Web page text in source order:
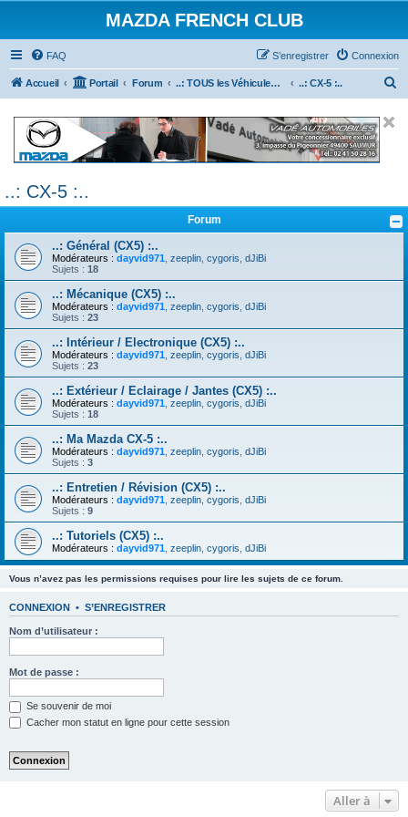
MAZDA FRENCH CLUB
FAQ Connexion
S’enregistrer
Accueil Portail Forum ..: TOUS les Véhicules MAZDA :.. ..: CX-5 :..
c
h
r
..: CX-5 :..
Forum
..: Général (CX5) :..
Modérateurs : dayvid971 zeeplin cygoris dJiBi
Sujets : 18
..: Mécanique (CX5) :..
Modérateurs : dayvid971 zeeplin cygoris dJiBi
Sujets : 23
..: Intérieur / Electronique (CX5) :..
Modérateurs : dayvid971 zeeplin cygoris dJiBi
Sujets : 23
..: Extérieur / Eclairage / Jantes (CX5) :..
Modérateurs : dayvid971 zeeplin cygoris dJiBi
Sujets : 18
..: Ma Mazda CX-5 :..
Modérateurs : dayvid971 zeeplin cygoris dJiBi
Sujets : 3
..: Entretien / Révision (CX5) :..
Modérateurs : dayvid971 zeeplin cygoris dJiBi
Sujets : 9
..: Tutoriels (CX5) :..
Modérateurs : dayvid971 zeeplin cygoris dJiBi
Vous n’avez pas les permissions requises pour lire les sujets de ce forum.
CONNEXION • S’ENREGISTRER
Nom d’utilisateur :
Mot de passe :
Se souvenir de moi
Cacher mon statut en ligne pour cette session
Aller à